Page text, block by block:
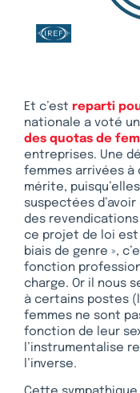
Et c’est reparti
nationale a voté
des quotas de
entreprises. Une
femmes arrivées à
mérite,
suspectées
des
ce projet de loi
biais de genre »,
fonction
charge. Or il nous
à certains postes
femmes ne sont
fonction de leur
l’instrumentalise
l’inverse.